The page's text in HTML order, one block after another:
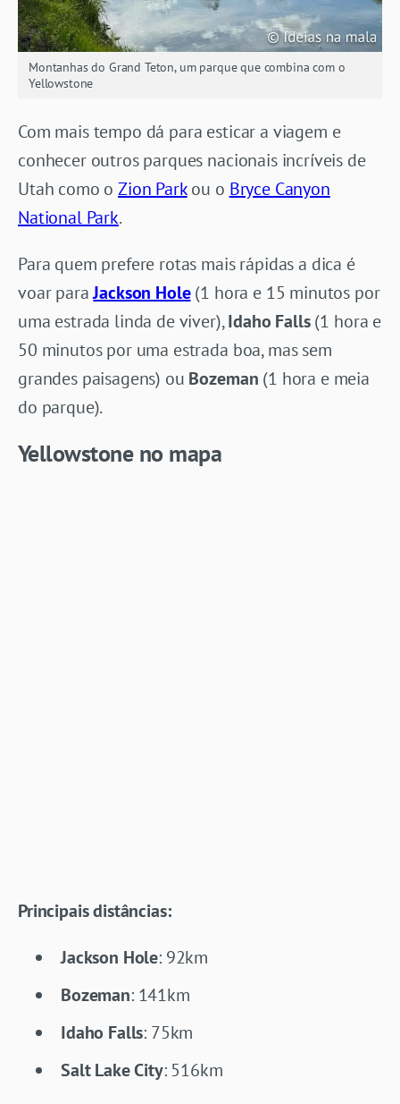
Montanhas do Grand Teton, um parque que combina com o
Yellowstone
Com mais tempo dá para esticar a viagem e
conhecer outros parques nacionais incríveis de
Utah como oZion Parkou o Bryce Canyon
National Park.
Para quem prefere rotas mais rápidas a dica é
voar paraJackson Hole(1 hora e 15 minutos por
uma estrada linda de viver),Idaho Falls(1 hora e
50 minutos por uma estrada boa, mas sem
grandes paisagens) ou Bozeman (1 hora e meia
do parque).
Yellowstone no mapa
Principais distâncias:
Jackson Hole: 92km
Bozeman: 141km
Idaho Falls: 75km
Salt Lake City: 516km